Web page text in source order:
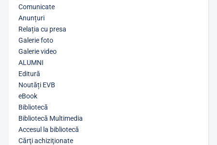
Comunicate
Anunțuri
Relația cu presa
Galerie foto
Galerie video
ALUMNI
Editură
Noutăți EVB
eBook
Bibliotecă
Bibliotecă Multimedia
Accesul la bibliotecă
Cărţi achiziţionate